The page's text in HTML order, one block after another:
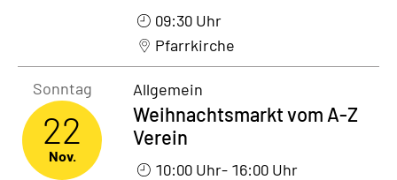
09:30 Uhr
Pfarrkirche
Sonntag
22
Nov.
Weihnachtsmarkt vom A-Z
Verein
Allgemein
10:00 Uhr- 16:00 Uhr